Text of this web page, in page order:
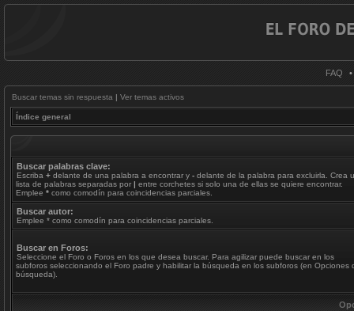
FAQ •
Buscar temas sin respuesta | Ver temas activos
Índice general
Buscar palabras clave:
Escriba + delante de una palabra a encontrar y - delante de la palabra para excluirla. Crea
lista de palabras separadas por | entre corchetes si solo una de ellas se quiere encontrar.
Emplee * como comodín para coincidencias parciales.
Buscar autor:
Emplee * como comodín para coincidencias parciales.
Buscar en Foros:
Seleccione el Foro o Foros en los que desea buscar. Para agilizar puede buscar en los
subforos seleccionando el Foro padre y habilitar la búsqueda en los subforos (en Opciones
búsqueda).